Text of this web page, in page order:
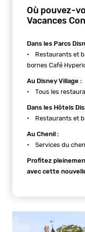
Où pouvez-
Vacances
Dans les Parcs
• Restaurants et
bornes Café
Au Disney Village :
• Tous les
Dans les Hôtels
• Restaurants et
Au Chenil :
• Services du
Profitez
avec cette